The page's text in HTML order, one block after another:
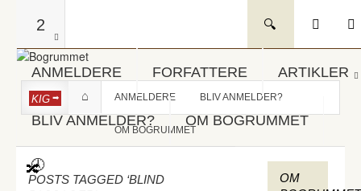
2
ANMELDERE FORFATTERE ARTIKLER
BLIV ANMELDER? OM BOGRUMMET
KIG ANMELDERE BLIV ANMELDER?
OM BOGRUMMET
POSTS TAGGED ‘BLIND
OM